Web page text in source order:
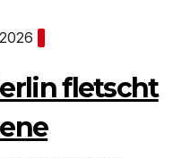
fletscht